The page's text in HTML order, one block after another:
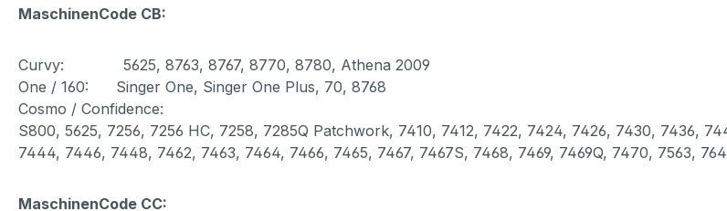
MaschinenCode CB:
Curvy: 5625, 8763, 8767, 8770, 8780, Athena 2009
One / 160: Singer One, Singer One Plus, 70, 8768
Cosmo / Confidence:
S800, 5625, 7256, 7256 HC, 7258, 7285Q Patchwork, 7410, 7412, 7422, 7424, 7426, 7430, 7436,
7444, 7446, 7448, 7462, 7463, 7464, 7466, 7465, 7467, 7467S, 7468, 7469, 7469Q, 7470, 7563,
MaschinenCode CC: